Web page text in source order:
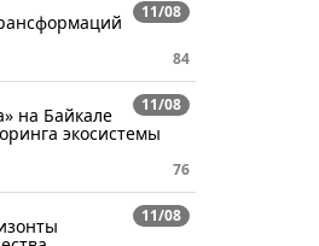
11/08
84
11/08
на Байкале
экосистемы
76
11/08